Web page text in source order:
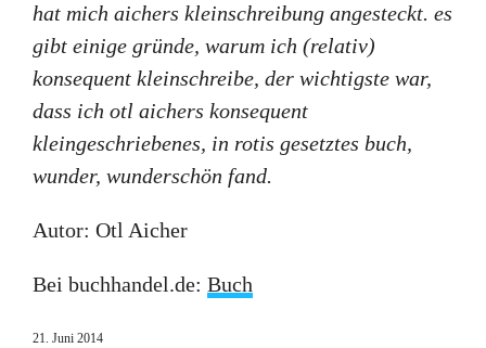
hat mich aichers kleinschreibung angesteckt. es
gibt einige gründe, warum ich (relativ)
konsequent kleinschreibe, der wichtigste war,
dass ich otl aichers konsequent
kleingeschriebenes, in rotis gesetztes buch,
wunder, wunderschön fand.
Autor: Otl Aicher
Bei buchhandel.de: Buch
21. Juni 2014